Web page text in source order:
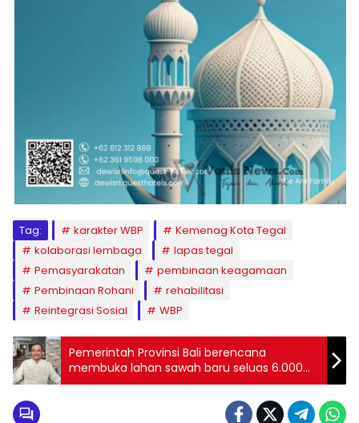
Tag: karakter WBP
Kemenag Kota Tegal
kolaborasi lembaga
lapas tegal
Pemasyarakatan
pembinaan keagamaan
Pembinaan Rohani
rehabilitasi
Reintegrasi Sosial
WBP
Pemerintah Provinsi Bali berencana
membuka lahan sawah baru seluas 6.000
hektare sebagai upaya memperkuat